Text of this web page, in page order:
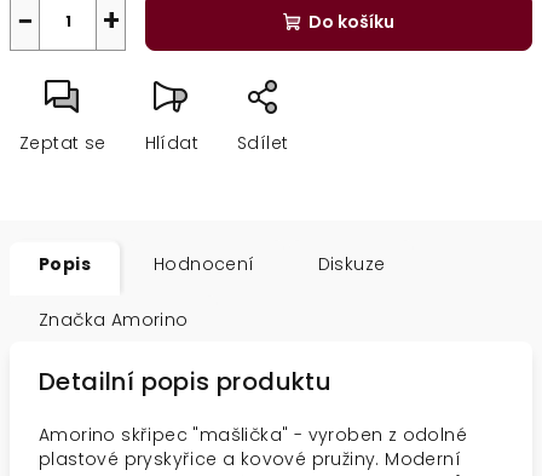
+
− Do košíku
Zeptat se Hlídat Sdílet
Popis Hodnocení Diskuze
Značka Amorino
Detailní popis produktu
Amorino skřipec "mašlička" - vyroben z odolné
plastové pryskyřice a kovové pružiny. Moderní